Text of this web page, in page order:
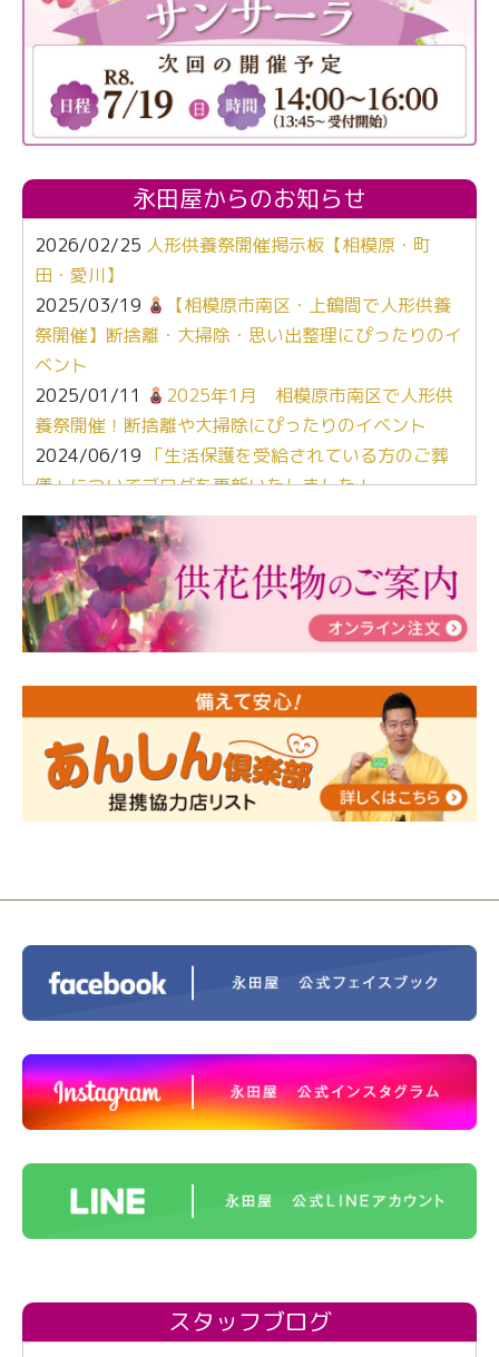
永田屋からのお知らせ
2026/02/25 人形供養祭開催掲示板【相模原・町
田・愛川】
2025/03/19
【相模原市南区・上鶴間で人形供養
祭開催】断捨離・大掃除・思い出整理にぴったりのイ
ベント
2025/01/11
2025年1月 相模原市南区で人形供
養祭開催！断捨離や大掃除にぴったりのイベント
2024/06/19 「生活保護を受給されている方のご葬
儀」についてブログを更新いたしました！
2024/03/06【終活なるほど教室】「マンガで学
ぶ！はじめてのお葬式」小さな家族葬ハウス®町田成
瀬 ご参加ありがとうございました！
2024/01/19令和6年能登半島地震災害の寄付のご報
告
人形供養 寄付のご報告
2023/12/16終活なるほど教室＠小さな家族葬ハウ
ス®上鶴間 エンディングノートを書いてみよう！
2023/11/29 永田屋創業110周年記念式典 レンブラ
ントホテル東京町田
スタッフブログ